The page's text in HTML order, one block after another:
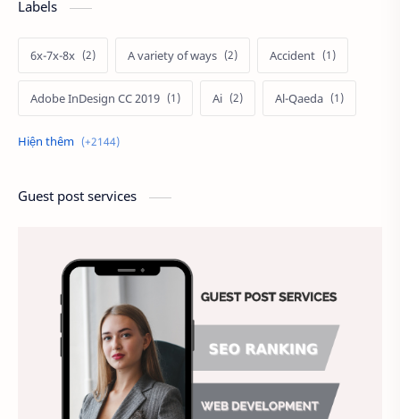
Labels
6x-7x-8x A variety of ways Accident
Adobe InDesign CC 2019 Ai Al-Qaeda
Alien Alternative
Ảnh nền chuẩn HD Ảnh nền đẹp
Ảnh nền sinh nhật
Animal Ankle boots Antarctic
Antibodies against Covid-19 Antiquarian
Guest post services